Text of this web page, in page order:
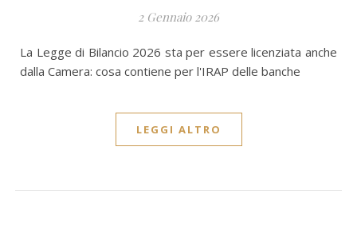
2 Gennaio 2026
La Legge di Bilancio 2026 sta per essere licenziata anche
dalla Camera: cosa contiene per l'IRAP delle banche
LEGGI ALTRO